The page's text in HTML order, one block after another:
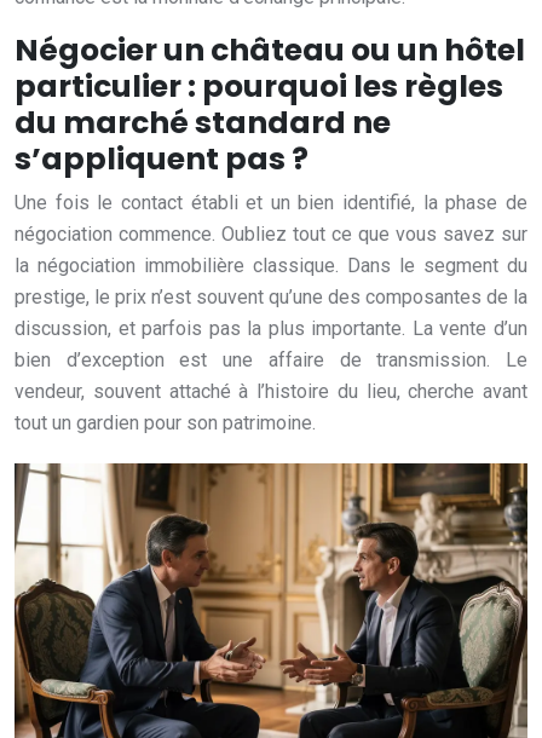
Négocier un château ou un hôtel
particulier : pourquoi les règles
du marché standard ne
s’appliquent pas ?
Une fois le contact établi et un bien identifié, la phase de
négociation commence. Oubliez tout ce que vous savez sur
la négociation immobilière classique. Dans le segment du
prestige, le prix n’est souvent qu’une des composantes de la
discussion, et parfois pas la plus importante. La vente d’un
bien d’exception est une affaire de transmission. Le
vendeur, souvent attaché à l’histoire du lieu, cherche avant
tout un gardien pour son patrimoine.